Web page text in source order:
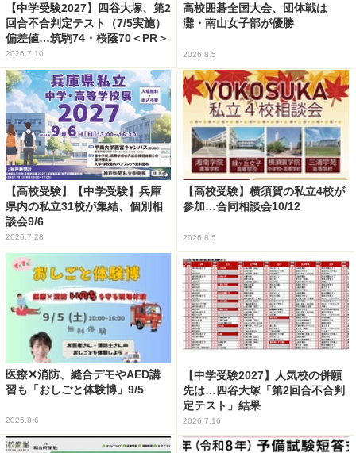
【中学受験2027】四谷大塚、第2
回合不合判定テスト（7/5実施）
偏差値…筑駒74・桜蔭70＜PR＞
2026.7.10
高校囲碁全国大会、団体戦は
灘・南山女子部が優勝
2026.8.5
【高校受験】【中学受験】兵庫
県内の私立31校が集結、個別相
談会9/6
2026.7.28
【高校受験】横須賀の私立4校が
参加…合同相談会10/12
2026.8.5
医療✕消防、縫合デモやAED講
習も「おしごと体験博」9/5
2026.8.6
【中学受験2027】人気校の併願
先は…四谷大塚「第2回合不合判
定テスト」結果
2026.7.16